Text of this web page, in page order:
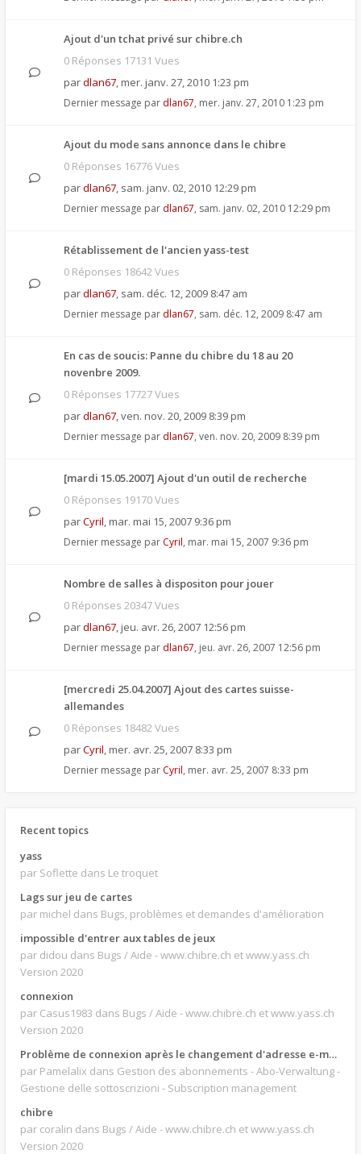
Ajout d'un tchat privé sur chibre.ch
0 Réponses 17131 Vues
pardlan67, mer. janv. 27, 2010 1:23 pm
Dernier message par dlan67, mer. janv. 27, 2010 1:23 pm
Ajout du mode sans annonce dans le chibre
0 Réponses 16776 Vues
pardlan67, sam. janv. 02, 2010 12:29 pm
Dernier message par dlan67, sam. janv. 02, 2010 12:29 pm
Rétablissement de l'ancien yass-test
0 Réponses 18642 Vues
pardlan67, sam. déc. 12, 2009 8:47 am
Dernier message par dlan67, sam. déc. 12, 2009 8:47 am
En cas de soucis: Panne du chibre du 18 au 20
novenbre 2009.
0 Réponses 17727 Vues
pardlan67,ven. nov. 20, 2009 8:39 pm
Dernier message par dlan67, ven. nov. 20, 2009 8:39 pm
[mardi 15.05.2007] Ajout d'un outil de recherche
0 Réponses 19170 Vues
parCyril, mar. mai 15, 2007 9:36 pm
Dernier message par Cyril, mar. mai 15, 2007 9:36 pm
Nombre de salles à dispositon pour jouer
0 Réponses 20347 Vues
pardlan67, jeu. avr. 26, 2007 12:56 pm
Dernier message par dlan67, jeu. avr. 26, 2007 12:56 pm
[mercredi 25.04.2007] Ajout des cartes suisse-
allemandes
0 Réponses 18482 Vues
parCyril, mer. avr. 25, 2007 8:33 pm
Dernier message par Cyril, mer. avr. 25, 2007 8:33 pm
Recent topics
yass
par Soflette dans Le troquet
Lags sur jeu de cartes
par michel dans Bugs, problèmes et demandes d'amélioration
impossible d'entrer aux tables de jeux
par didou dans Bugs / Aide - www.chibre.ch et www.yass.ch
Version 2020
connexion
par Casus1983 dans Bugs / Aide - www.chibre.ch et www.yass.ch
Version 2020
Problème de connexion après le changement d'adresse e-mail.
par Pamelalix dans Gestion des abonnements - Abo-Verwaltung -
Gestione delle sottoscrizioni - Subscription management
chibre
par coralin dans Bugs / Aide - www.chibre.ch et www.yass.ch
Version 2020